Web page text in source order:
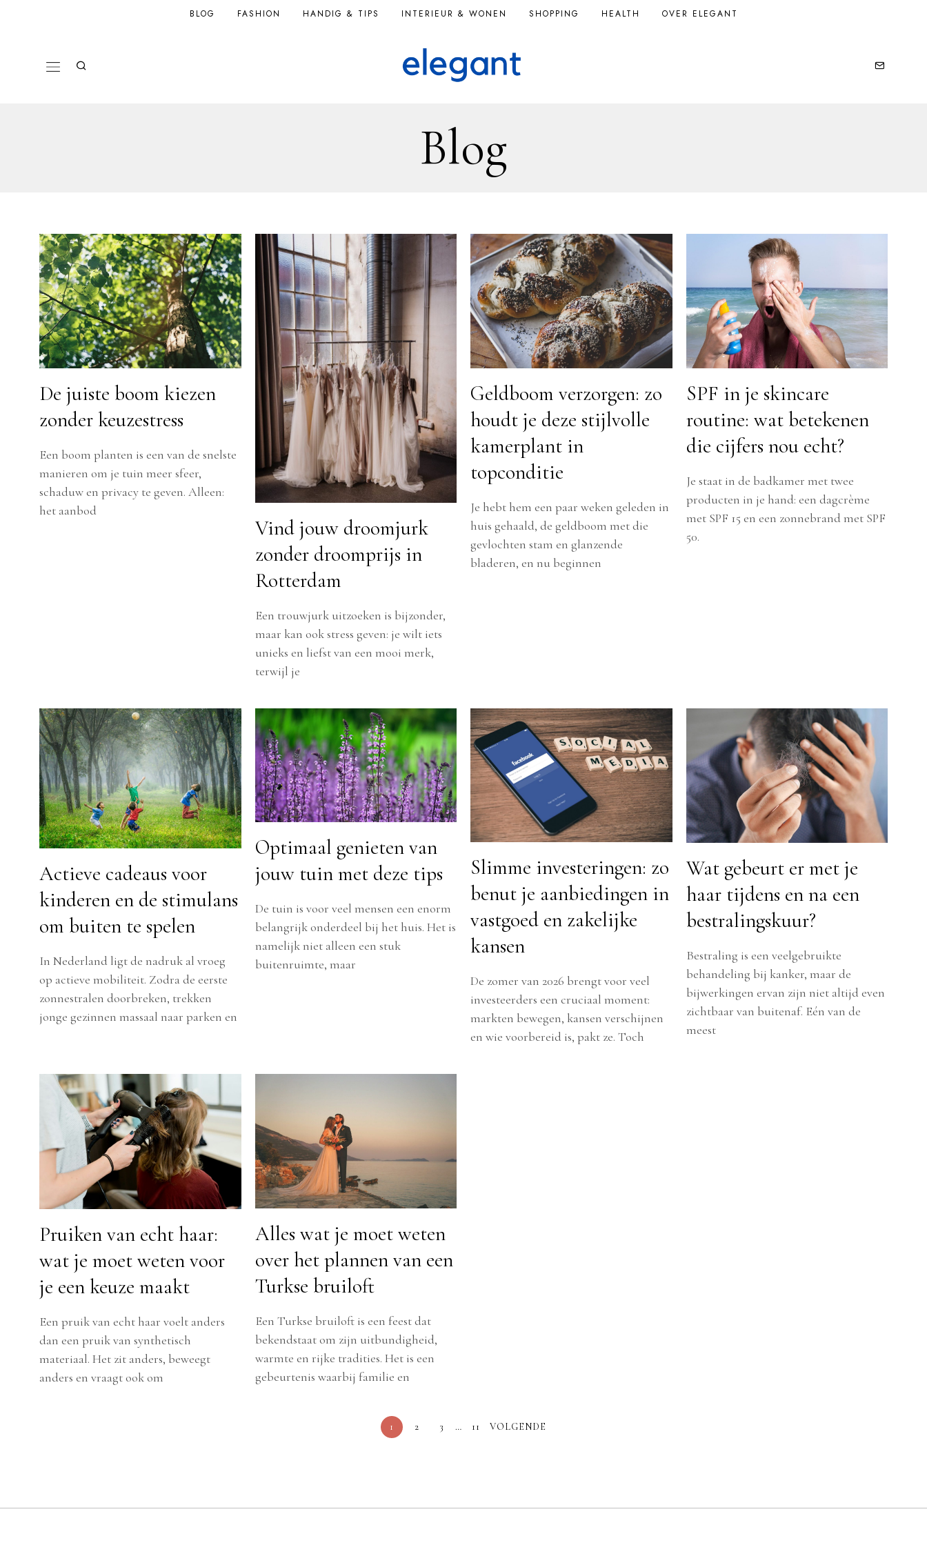
BLOG FASHION HANDIG & TIPS INTERIEUR & WONEN SHOPPING HEALTH OVER ELEGANT
Blog
De juiste boom kiezen
zonder keuzestress
Een boom planten is een van de snelste
manieren om je tuin meer sfeer,
schaduw en privacy te geven. Alleen:
het aanbod
Vind jouw droomjurk
zonder droomprijs in
Rotterdam
Een trouwjurk uitzoeken is bijzonder,
maar kan ook stress geven: je wilt iets
unieks en liefst van een mooi merk,
terwijl je
Geldboom verzorgen: zo
houdt je deze stijlvolle
kamerplant in
topconditie
Je hebt hem een paar weken geleden in
huis gehaald, de geldboom met die
gevlochten stam en glanzende
bladeren, en nu beginnen
SPF in je skincare
routine: wat betekenen
die cijfers nou echt?
Je staat in de badkamer met twee
producten in je hand: een dagcrème
met SPF 15 en een zonnebrand met SPF
50.
Actieve cadeaus voor
kinderen en de stimulans
om buiten te spelen
In Nederland ligt de nadruk al vroeg
op actieve mobiliteit. Zodra de eerste
zonnestralen doorbreken, trekken
jonge gezinnen massaal naar parken en
Optimaal genieten van
jouw tuin met deze tips
De tuin is voor veel mensen een enorm
belangrijk onderdeel bij het huis. Het is
namelijk niet alleen een stuk
buitenruimte, maar
Slimme investeringen: zo
benut je aanbiedingen in
vastgoed en zakelijke
kansen
De zomer van 2026 brengt voor veel
investeerders een cruciaal moment:
markten bewegen, kansen verschijnen
en wie voorbereid is, pakt ze. Toch
Wat gebeurt er met je
haar tijdens en na een
bestralingskuur?
Bestraling is een veelgebruikte
behandeling bij kanker, maar de
bijwerkingen ervan zijn niet altijd even
zichtbaar van buitenaf. Eén van de
meest
Pruiken van echt haar:
wat je moet weten voor
je een keuze maakt
Een pruik van echt haar voelt anders
dan een pruik van synthetisch
materiaal. Het zit anders, beweegt
anders en vraagt ook om
Alles wat je moet weten
over het plannen van een
Turkse bruiloft
Een Turkse bruiloft is een feest dat
bekendstaat om zijn uitbundigheid,
warmte en rijke tradities. Het is een
gebeurtenis waarbij familie en
1 2 3 … 11 VOLGENDE